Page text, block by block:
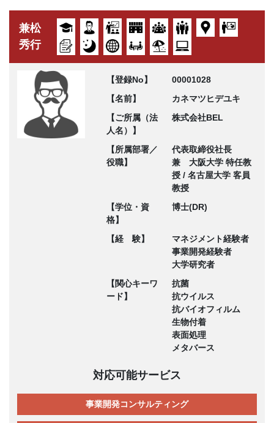
兼松
秀行
【登録No】
00001028
【名前】
カネマツヒデユキ
【ご所属（法
人名）】
株式会社BEL
【所属部署／
役職】
代表取締役社長
兼 大阪大学 特任教
授 / 名古屋大学 客員
教授
【学位・資
格】
博士(DR)
【経 験】
マネジメント経験者
事業開発経験者
大学研究者
【関心キーワ
ード】
抗菌
抗ウイルス
抗バイオフィルム
生物付着
表面処理
メタバース
対応可能サービス
事業開発コンサルティング